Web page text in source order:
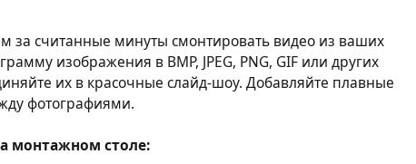
за считанные минуты смонтировать видео из ваших
изображения в BMP, JPEG, PNG, GIF или других
их в красочные слайд-шоу. Добавляйте плавные
фотографиями.
монтажном столе: